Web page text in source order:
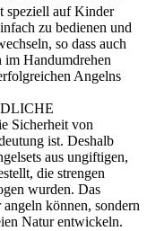
speziell auf Kinder
zu bedienen und
so dass auch
Handumdrehen
Angelns
Sicherheit von
ist. Deshalb
aus ungiftigen,
die strengen
wurden. Das
können, sondern
Natur entwickeln.